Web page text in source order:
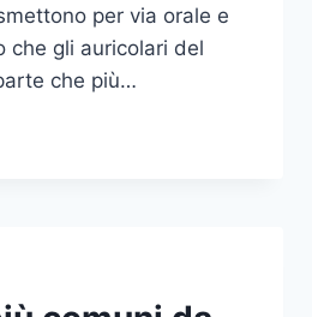
per via orale e
che gli auricolari del
che più…